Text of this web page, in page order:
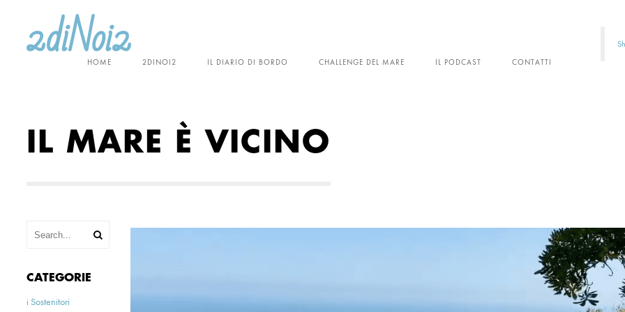
HOME 2DINOI2 IL DIARIO DI BORDO CHALLENGE DEL MARE IL PODCAST CONTATTI
IL MARE È VICINO
CATEGORIE
i Sostenitori